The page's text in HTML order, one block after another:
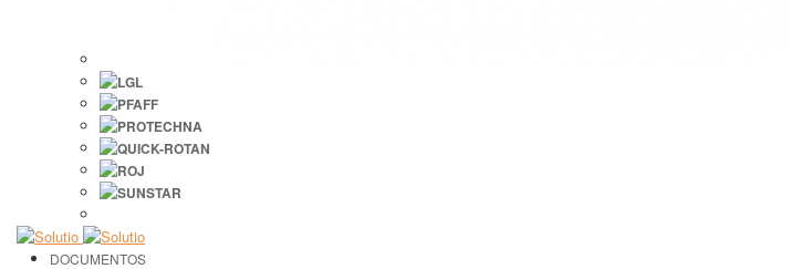
DOCUMENTOS